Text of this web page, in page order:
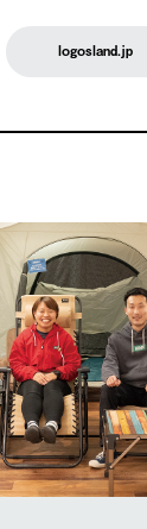
logosland.jp